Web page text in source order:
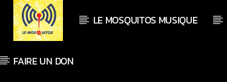
LE MOSQUITOS MUSIQUE
FAIRE UN DON